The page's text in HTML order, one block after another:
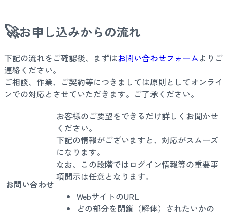
🚀お申し込みからの流れ
下記の流れをご確認後、まずはお問い合わせフォームよりご
連絡ください。
ご相談、作業、ご契約等につきましては原則としてオンライ
ンでの対応とさせていただきます。ご了承ください。
お問い合わせ
お客様のご要望をできるだけ詳しくお聞かせ
ください。
下記の情報がございますと、対応がスムーズ
になります。
なお、この段階ではログイン情報等の重要事
項開示は任意となります。
WebサイトのURL
どの部分を閉鎖（解体）されたいかの